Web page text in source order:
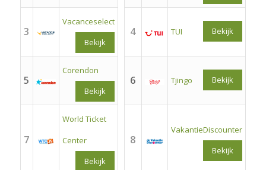
3
Vacanceselect
Bekijk
4 TUI Bekijk
5
Corendon
Bekijk
6 Tjingo Bekijk
7
World Ticket
Center
Bekijk
8
VakantieDiscounter
Bekijk